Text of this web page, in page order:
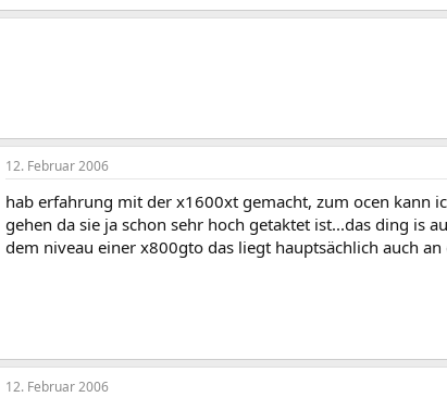
12. Februar 2006
hab erfahrung mit der x1600xt gemacht, zum ocen kann
gehen da sie ja schon sehr hoch getaktet ist...das ding is
dem niveau einer x800gto das liegt hauptsächlich auch
12. Februar 2006